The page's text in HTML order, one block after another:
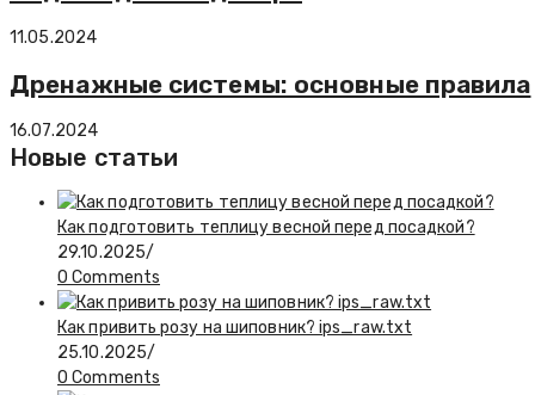
11.05.2024
Дренажные системы: основные правила
16.07.2024
Новые статьи
Как подготовить теплицу весной перед посадкой?
29.10.2025/
0 Comments
Как привить розу на шиповник? ips_raw.txt
25.10.2025/
0 Comments